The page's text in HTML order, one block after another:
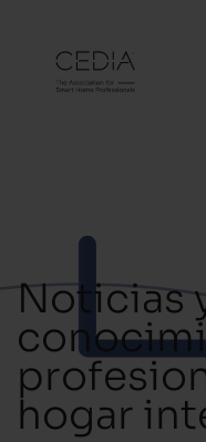
Noticias
hogar